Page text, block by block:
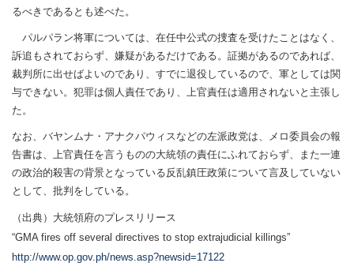
るべきであるとも述べた。
パルパラン将軍については、在任中公式の捜査を受けたことはなく、
訴追もされておらず、嫌疑があるだけである。証拠があるのであれば、
裁判所に出せばよいのであり、すでに退役しているので、軍としては関
与できない。犯罪は個人責任であり、上官責任は適用されないと主張し
た。
なお、バヤンムナ・アナクパウィスなどの左派政党は、メロ委員会の報
告書は、上官責任を言うものの大統領の責任にふれておらず、また一連
の政治的殺害の背景となっている反乱鎮圧政策について言及していない
として、批判をしている。
（出典）大統領府のプレスリリース
“GMA fires off several directives to stop extrajudicial killings”
http://www.op.gov.ph/news.asp?newsid=17122